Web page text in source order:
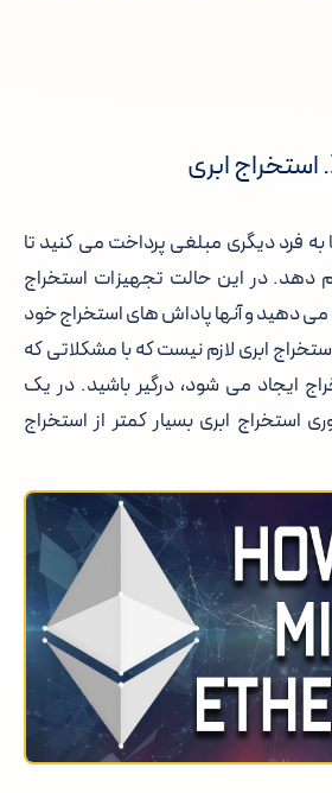
فرد دیگری مبلغی پرداخت می کنید تا
دهد. در این حالت تجهیزات استخراج
می دهید و آنها پاداش های استخراج خود
ابری لازم نیست که با مشکلاتی که
ایجاد می شود، درگیر باشید. در یک
استخراج ابری بسیار کمتر از استخراج